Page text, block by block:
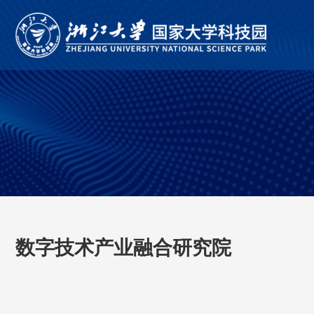
数字技术产业融合研究院